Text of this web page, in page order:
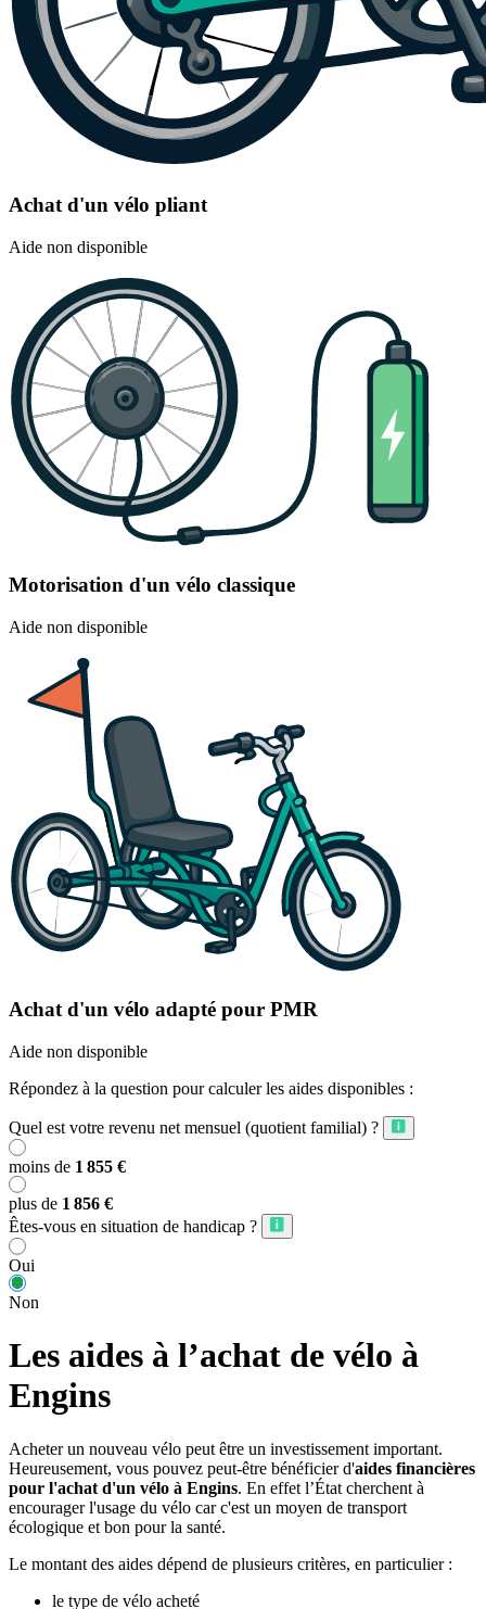
Achat d'un vélo pliant
Aide non disponible
Motorisation d'un vélo classique
Aide non disponible
Achat d'un vélo adapté pour PMR
Aide non disponible
Répondez à la question pour calculer les aides disponibles :
Quel est votre revenu net mensuel (quotient familial) ?
moins de 1 855 €
plus de 1 856 €
Êtes-vous en situation de handicap ?
Oui
Non
Les aides à l’achat de vélo à
Engins
Acheter un nouveau vélo peut être un investissement important.
Heureusement, vous pouvez peut-être bénéficier d'aides financières
pour l'achat d'un vélo à Engins. En effet l’État cherchent à
encourager l'usage du vélo car c'est un moyen de transport
écologique et bon pour la santé.
Le montant des aides dépend de plusieurs critères, en particulier :
le type de vélo acheté